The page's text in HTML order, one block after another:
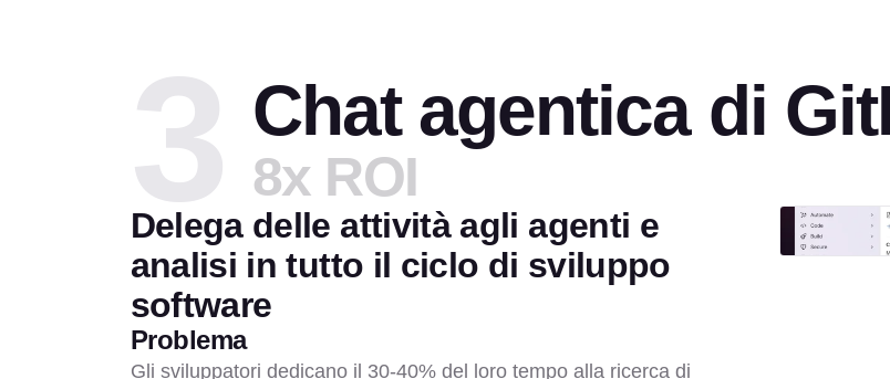
3 Chat agentica di
8x ROI
Delega delle attività agli agenti e
analisi in tutto il ciclo di sviluppo
software
Problema
Gli sviluppatori dedicano il 30-40% del loro tempo alla ricerca di